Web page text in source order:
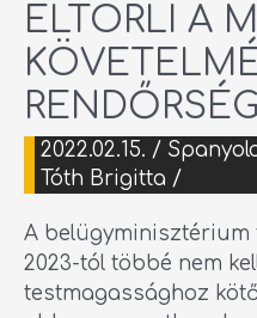
ELTÖRLI A
2022.02.15. /
Tóth Brigitta /
A
2023-tól többé nem
testmagassághoz